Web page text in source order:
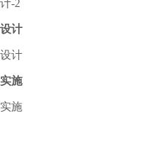
-2
计
计
施
施